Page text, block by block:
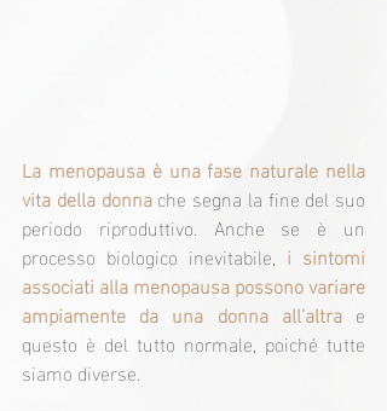
La menopausa è una fase naturale nella
vita della donna che segna la fine del suo
periodo riproduttivo. Anche se è un
processo biologico inevitabile, i sintomi
associati alla menopausa possono variare
ampiamente da una donna all'altra e
questo è del tutto normale, poiché tutte
siamo diverse.